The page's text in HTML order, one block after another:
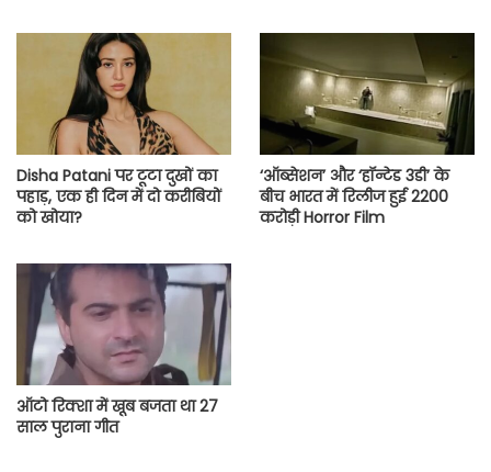
Disha Patani पर टूटा दुखों का
पहाड़, एक ही दिन में दो करीबियों
को खोया?
‘ऑब्सेशन’ और ‘हॉन्टेड 3डी’ के
बीच भारत में रिलीज हुई 2200
करोड़ी Horror Film
ऑटो रिक्शा में खूब बजता था 27
साल पुराना गीत